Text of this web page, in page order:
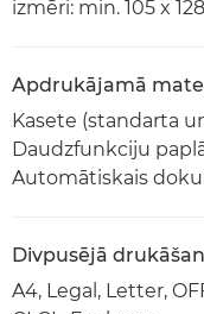
izmēri: min. 105 x
Apdrukājamā
Kasete (standarta
Daudzfunkciju
Automātiskais
Divpusējā
A4, Legal, Letter,